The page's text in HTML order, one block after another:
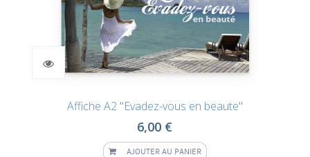
Affiche A2 "Evadez-vous en beaute"
6,00 €
AJOUTER AU PANIER